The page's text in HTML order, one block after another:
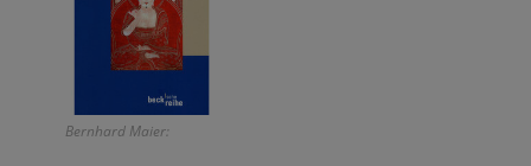
Bernhard Maier: